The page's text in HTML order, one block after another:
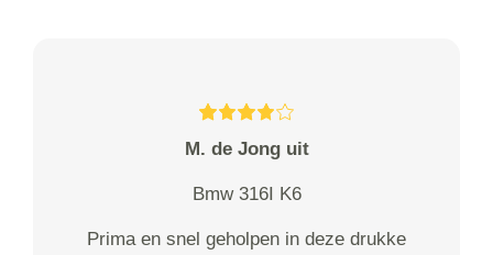
M. de Jong uit
Bmw 316I K6
Prima en snel geholpen in deze drukke